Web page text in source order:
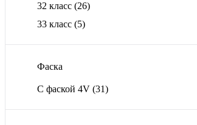
32 класс (26)
33 класс (5)
Фаска
С фаской 4V (31)